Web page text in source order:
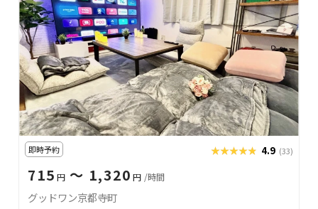
即時予約 ★★★★★
★★★★★ 4.9 (33)
715 円 〜 1,320 円 /時間
グッドワン京都寺町